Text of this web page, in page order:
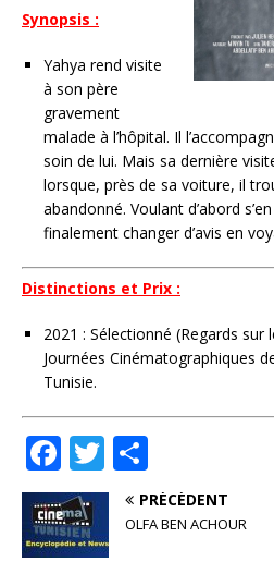
Synopsis :
Yahya rend visite
à son père
gravement
malade à l’hôpital. Il
soin de lui. Mais sa dernière
lorsque, près de sa voiture, il
abandonné. Voulant d’abord
finalement changer d’avis en
Distinctions et Prix :
2021 : Sélectionné (Regards sur
Journées Cinématographiques
Tunisie.
F
a
c
e
T
w
it
te
ar
ta
PRÉCÉDENT
OLFA BEN ACHOUR